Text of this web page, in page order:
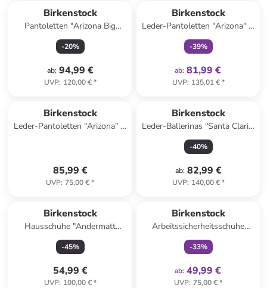
Birkenstock
Pantoletten "Arizona Big
Buckle" in Weiß
-20%
ab: 94,99 €
UVP: 120,00 €*
Birkenstock
Leder-Pantoletten "Arizona" in
Schwarz - Weite S
-39%
ab: 81,99 €
UVP: 135,01 €*
Birkenstock
Leder-Pantoletten "Arizona" in
85,99 €
UVP: 75,00 €*
Birkenstock
Leder-Ballerinas "Santa Clarit"
in Rosa
-40%
ab: 82,99 €
UVP: 140,00 €*
Birkenstock
Hausschuhe "Andermatt
Standard" in Grau
-45%
54,99 €
UVP: 100,00 €*
Birkenstock
Arbeitssicherheitsschuhe
"A640" in Schwarz - Weite N
-33%
ab: 49,99 €
UVP: 75,00 €*